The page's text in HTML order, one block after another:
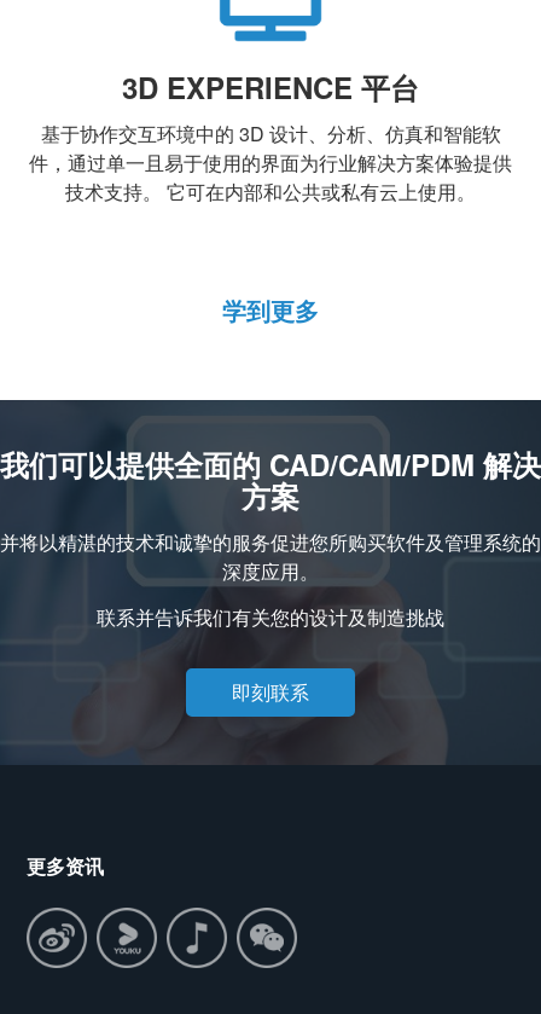
3D EXPERIENCE 平台
基于协作交互环境中的 3D 设计、分析、仿真和智能软
件，通过单一且易于使用的界面为行业解决方案体验提供
技术支持。 它可在内部和公共或私有云上使用。
学到更多
我们可以提供全面的 CAD/CAM/PDM 解决
方案
并将以精湛的技术和诚挚的服务促进您所购买软件及管理系统的
深度应用。
联系并告诉我们有关您的设计及制造挑战
即刻联系
更多资讯